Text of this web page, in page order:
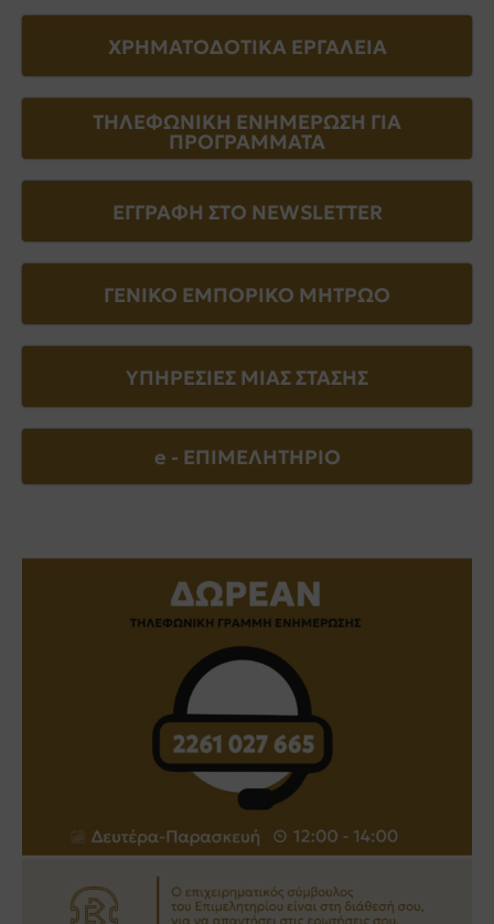
ΧΡΗΜΑΤΟΔΟΤΙΚΑ ΕΡΓΑΛΕΙΑ
ΤΗΛΕΦΩΝΙΚΗ ΕΝΗΜΕΡΩΣΗ ΓΙΑ
ΠΡΟΓΡΑΜΜΑΤΑ
ΕΓΓΡΑΦΗ ΣΤΟ NEWSLETTER
ΓΕΝΙΚΟ ΕΜΠΟΡΙΚΟ ΜΗΤΡΩΟ
ΥΠΗΡΕΣΙΕΣ ΜΙΑΣ ΣΤΑΣΗΣ
e - EΠΙΜΕΛΗΤΗΡΙΟ